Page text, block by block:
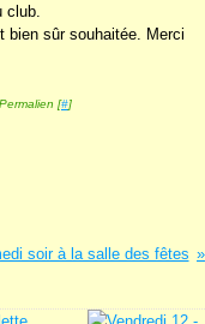
club.
bien sûr souhaitée. Merci
[#]
soir à la salle des fêtes